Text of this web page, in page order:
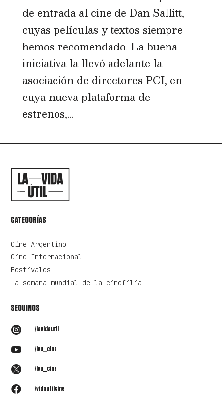
de entrada al cine de Dan Sallitt,
cuyas películas y textos siempre
hemos recomendado. La buena
iniciativa la llevó adelante la
asociación de directores PCI, en
cuya nueva plataforma de
estrenos,...
CATEGORÍAS
Cine Argentino
Cine Internacional
Festivales
La semana mundial de la cinefilia
SEGUINOS
 /lavidautil
 /lvu_cine
 /lvu_cine
 /vidautilcine